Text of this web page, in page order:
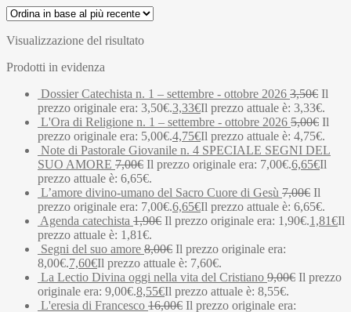
Visualizzazione del risultato
Prodotti in evidenza
Dossier Catechista n. 1 – settembre - ottobre 2026 3,50€ Il
prezzo originale era: 3,50€.3,33€Il prezzo attuale è: 3,33€.
L'Ora di Religione n. 1 – settembre - ottobre 2026 5,00€ Il
prezzo originale era: 5,00€.4,75€Il prezzo attuale è: 4,75€.
Note di Pastorale Giovanile n. 4 SPECIALE SEGNI DEL
SUO AMORE 7,00€ Il prezzo originale era: 7,00€.6,65€Il
prezzo attuale è: 6,65€.
L’amore divino-umano del Sacro Cuore di Gesù 7,00€ Il
prezzo originale era: 7,00€.6,65€Il prezzo attuale è: 6,65€.
Agenda catechista 1,90€ Il prezzo originale era: 1,90€.1,81€Il
prezzo attuale è: 1,81€.
Segni del suo amore 8,00€ Il prezzo originale era:
8,00€.7,60€Il prezzo attuale è: 7,60€.
La Lectio Divina oggi nella vita del Cristiano 9,00€ Il prezzo
originale era: 9,00€.8,55€Il prezzo attuale è: 8,55€.
L'eresia di Francesco 16,00€ Il prezzo originale era: